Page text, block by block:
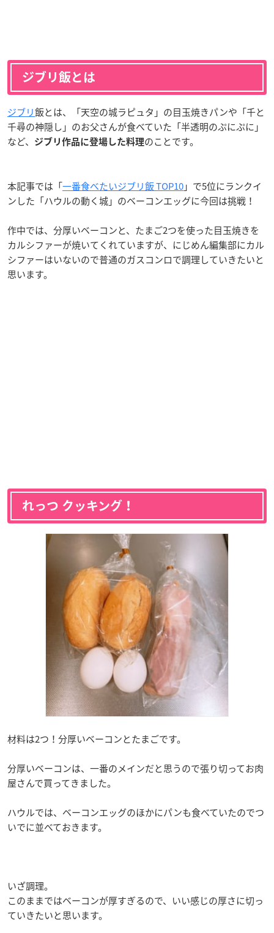
ジブリ飯とは
ジブリ飯とは、「天空の城ラピュタ」の目玉焼きパンや「千と
千尋の神隠し」のお父さんが食べていた「半透明のぷにぷに」
など、
ジブリ作品に登場した料理のことです。
本記事では「一番食べたいジブリ飯 TOP10」で5位にランクイ
ンした「ハウルの動く城」のベーコンエッグに今回は挑戦！
作中では、分厚いベーコンと、たまご2つを使った目玉焼きを
カルシファーが焼いてくれていますが、にじめん編集部にカル
シファーはいないので普通のガスコンロで調理していきたいと
思います。
れっつ クッキング！
材料は2つ！分厚いベーコンとたまごです。
分厚いベーコンは、一番のメインだと思うので張り切ってお肉
屋さんで買ってきました。
ハウルでは、ベーコンエッグのほかにパンも食べていたのでつ
いでに並べておきます。
いざ調理。
このままではベーコンが厚すぎるので、いい感じの厚さに切っ
ていきたいと思います。